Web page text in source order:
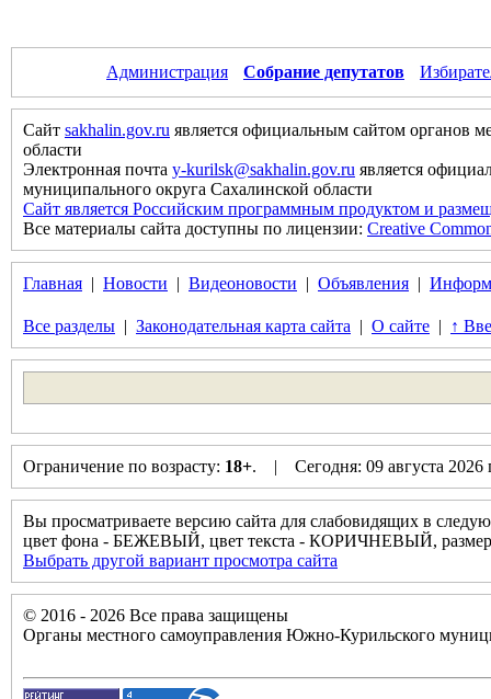
Администрация Собрание депутатов
Сайт sakhalin.gov.ru является официальным сайтом органов
области
Электронная почта y-kurilsk@sakhalin.gov.ru является
муниципального округа Сахалинской области
Сайт является Российским программным продуктом и
Все материалы сайта доступны по лицензии: Creative
Главная | Новости | Видеоновости | Объявления |
Все разделы | Законодательная карта сайта | О сайте | ↑
Ограничение по возрасту: 18+. | Сегодня: 09 августа
Вы просматриваете версию сайта для слабовидящих в
цвет фона - БЕЖЕВЫЙ, цвет текста - КОРИЧНЕВЫЙ,
Выбрать другой вариант просмотра сайта
© 2016 - 2026 Все права защищены
Органы местного самоуправления Южно-Курильского